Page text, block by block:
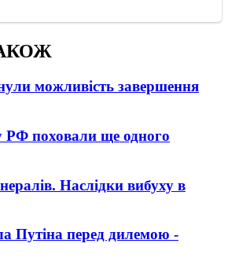
можливість завершення
РФ поховали ще одного
Наслідки вибуху в
Путіна перед дилемою -